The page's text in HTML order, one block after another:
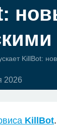
KillBot:
2026
KillBot